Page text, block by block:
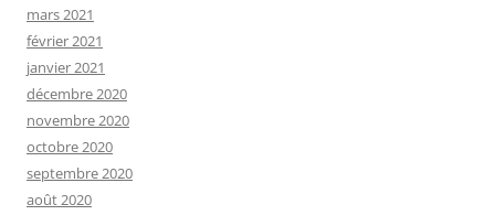
mars 2021
février 2021
janvier 2021
décembre 2020
novembre 2020
octobre 2020
septembre 2020
août 2020